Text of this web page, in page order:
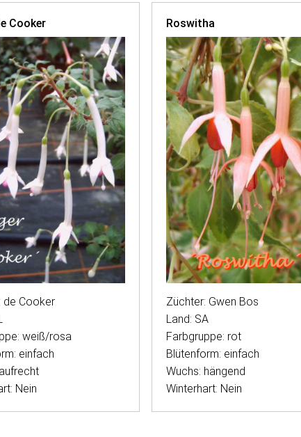
Cooker
de Cooker
weiß/rosa
einfach
Nein
Roswitha
Züchter: Gwen Bos
Land: SA
Farbgruppe: rot
Blütenform: einfach
Wuchs: hängend
Winterhart: Nein